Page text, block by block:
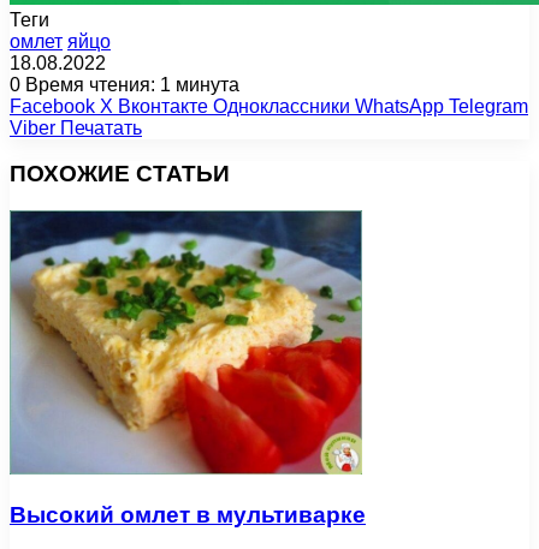
Теги
омлет яйцо
18.08.2022
0 Время чтения: 1 минута
Facebook X Вконтакте Одноклассники WhatsApp Telegram
Viber Печатать
ПОХОЖИЕ СТАТЬИ
Высокий омлет в мультиварке